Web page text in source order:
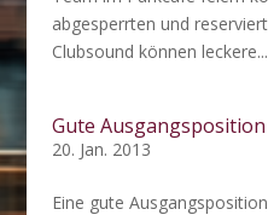
abgesperrten und
Clubsound können leckere...
Gute Ausgangsposition
20. Jan. 2013
Eine gute